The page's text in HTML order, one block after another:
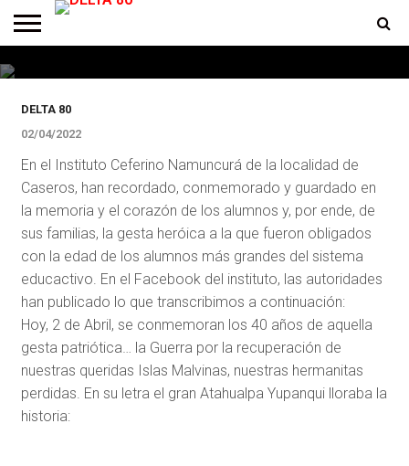
PREMIOS
PRODUCCIONES
PROGRAMACION
CONTACTO
HOMEPAGE
A 40 años de la guerra, Malvinas está
presente con música en las escuelas
DELTA 80
02/04/2022
En el Instituto Ceferino Namuncurá de la localidad de
Caseros, han recordado, conmemorado y guardado en
la memoria y el corazón de los alumnos y, por ende, de
sus familias, la gesta heróica a la que fueron obligados
con la edad de los alumnos más grandes del sistema
educactivo. En el Facebook del instituto, las autoridades
han publicado lo que transcribimos a continuación:
Hoy, 2 de Abril, se conmemoran los 40 años de aquella
gesta patriótica… la Guerra por la recuperación de
nuestras queridas Islas Malvinas, nuestras hermanitas
perdidas. En su letra el gran Atahualpa Yupanqui lloraba la
historia: